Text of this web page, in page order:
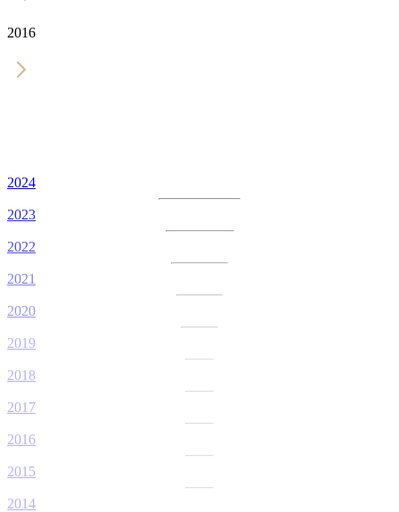
2016
2024
2023
2022
2021
2020
2019
2018
2017
2016
2015
2014